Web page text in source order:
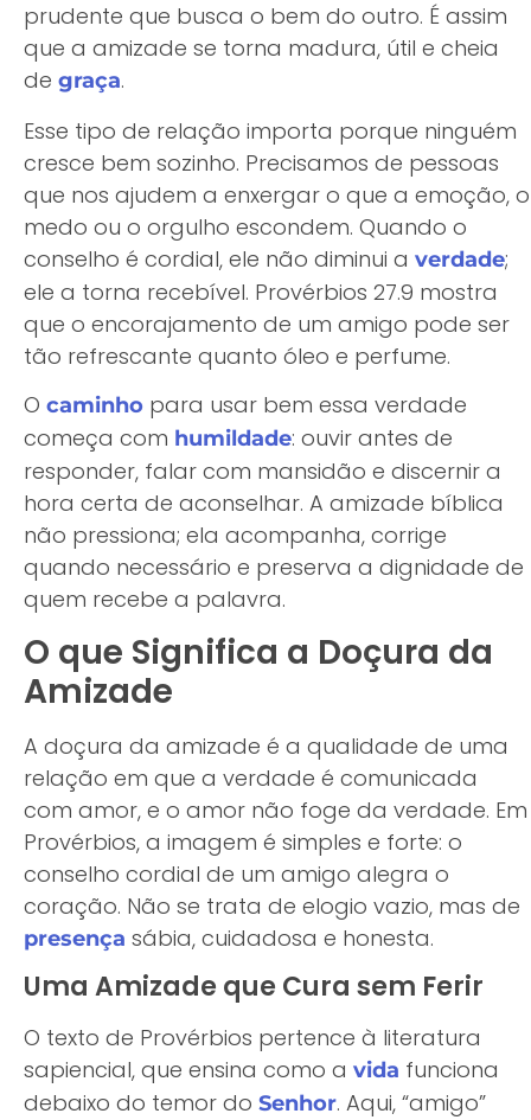
prudente que busca o bem do outro. É assim
que a amizade se torna madura, útil e cheia
de graça.
Esse tipo de relação importa porque ninguém
cresce bem sozinho. Precisamos de pessoas
que nos ajudem a enxergar o que a emoção, o
medo ou o orgulho escondem. Quando o
conselho é cordial, ele não diminui a verdade;
ele a torna recebível. Provérbios 27.9 mostra
que o encorajamento de um amigo pode ser
tão refrescante quanto óleo e perfume.
O caminho para usar bem essa verdade
começa com humildade: ouvir antes de
responder, falar com mansidão e discernir a
hora certa de aconselhar. A amizade bíblica
não pressiona; ela acompanha, corrige
quando necessário e preserva a dignidade de
quem recebe a palavra.
O que Significa a Doçura da
Amizade
A doçura da amizade é a qualidade de uma
relação em que a verdade é comunicada
com amor, e o amor não foge da verdade. Em
Provérbios, a imagem é simples e forte: o
conselho cordial de um amigo alegra o
coração. Não se trata de elogio vazio, mas de
presença sábia, cuidadosa e honesta.
Uma Amizade que Cura sem Ferir
O texto de Provérbios pertence à literatura
sapiencial, que ensina como a vida funciona
debaixo do temor do Senhor. Aqui, “amigo”